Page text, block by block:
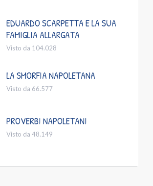
EDUARDO SCARPETTA E LA SUA
FAMIGLIA ALLARGATA
Visto da 104.028
LA SMORFIA NAPOLETANA
Visto da 66.577
PROVERBI NAPOLETANI
Visto da 48.149